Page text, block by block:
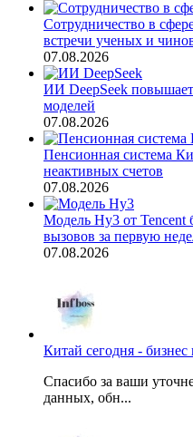
Сотрудничество в
встречи ученых и
07.08.2026
ИИ DeepSeek
моделей
07.08.2026
Пенсионная система
неактивных счетов
07.08.2026
Модель Hy3 от Tencent
вызовов за первую
07.08.2026
Китай сегодня - бизнес
Спасибо за ваши
данных, обн...